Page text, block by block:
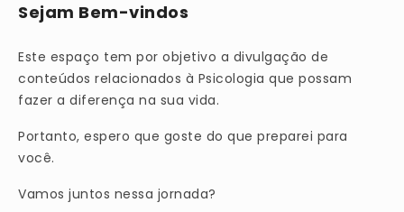
Sejam Bem-vindos
Este espaço tem por objetivo a divulgação de
conteúdos relacionados à Psicologia que possam
fazer a diferença na sua vida.
Portanto, espero que goste do que preparei para
você.
Vamos juntos nessa jornada?